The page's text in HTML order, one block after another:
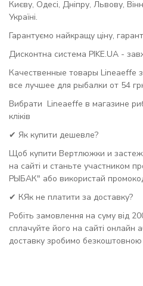
Києву, Одесі, Дніпру, Львову,
Україні.
Гарантуємо найкращу ціну,
Дисконтна система PIKE.UA -
Качественные товары Lineaeffe
все лучшее для рыбалки от 54
Вибрати Lineaeffe в магазине
кліків
✔ Як купити дешевле?
Щоб купити Вертлюжки и
на сайті и станьте участником
РЫБАК" або використай
✔ КЯк не платити за доставку?
Робіть замовлення на суму від
сплачуйте його на сайті онлайн
доставку зробимо безкоштовною